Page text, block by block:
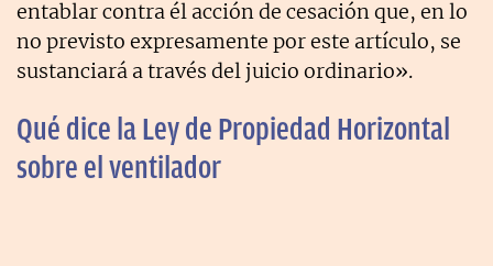
entablar contra él acción de cesación que, en lo
no previsto expresamente por este artículo, se
sustanciará a través del juicio ordinario».
Qué dice la Ley de Propiedad Horizontal
sobre el ventilador